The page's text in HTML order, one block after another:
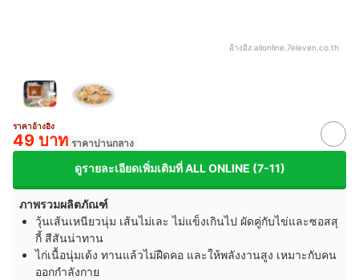
อ้างอิง:allonline.7eleven.co.th
ราคาอ้างอิง
49 บาท ราคาปานกลาง
ดูรายละเอียดเพิ่มเติมที่ ALL ONLINE (7-11)
ภาพรวมผลิตภัณฑ์
วุ้นเส้นเหนียวนุ่ม เส้นไม่เละ ไม่แข็งเกินไป ผัดคู่กับไข่และซอสสุ
กี้ สีสันน่าทาน
ไก่เนื้อนุ่มเด้ง ทานแล้วไม่ฝืดคอ และให้พลังงานสูง เหมาะกับคน
ออกกำลังกาย